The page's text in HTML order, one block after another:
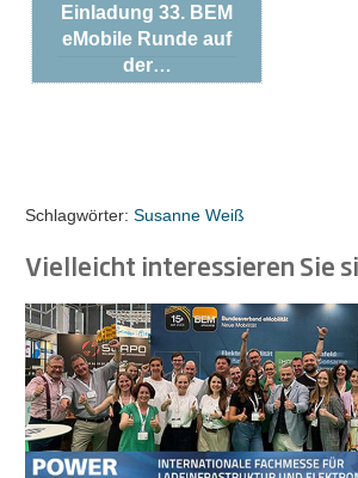
Einladung 33. BEM
eMobile Runde auf
der…
Schlagwörter: Susanne Weiß
Vielleicht interessieren Sie